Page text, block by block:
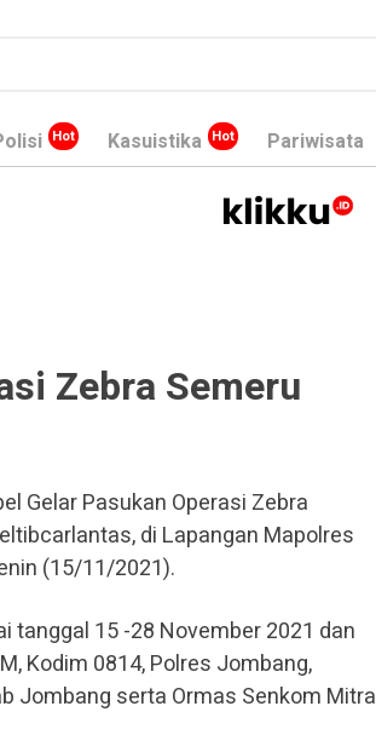
Kasuistika Pariwisata
Zebra Semeru
Gelar Pasukan Operasi Zebra
di Lapangan Mapolres
(15/11/2021).
tanggal 15 -28 November 2021 dan
Kodim 0814, Polres Jombang,
Jombang serta Ormas Senkom Mitra